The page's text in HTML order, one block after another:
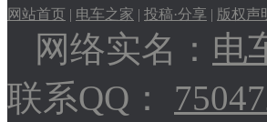
网站首页 | 电车之家 | 投稿·分享 | 版权声
网络实名： 电
联系QQ：